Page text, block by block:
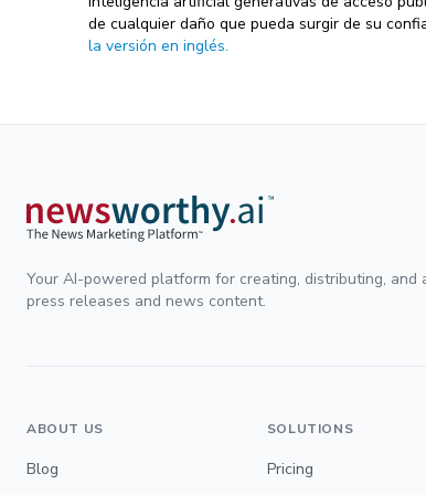
de cualquier daño que pueda surgir de su
la versión en inglés.
Your AI-powered platform for creating, distributing, and
press releases and news content.
ABOUT US
Blog
SOLUTIONS
Pricing